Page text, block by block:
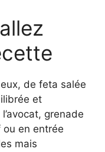
de feta salée
et
grenade
en entrée
mais